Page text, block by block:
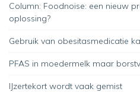
Column: Foodnoise: een nieuw
oplossing?
Gebruik van obesitasmedicatie
PFAS in moedermelk maar
IJzertekort wordt vaak gemist